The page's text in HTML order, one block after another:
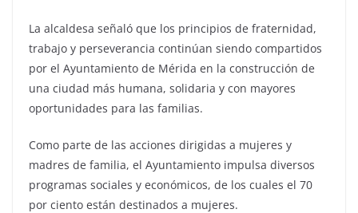
La alcaldesa señaló que los principios de fraternidad,
trabajo y perseverancia continúan siendo compartidos
por el Ayuntamiento de Mérida en la construcción de
una ciudad más humana, solidaria y con mayores
oportunidades para las familias.
Como parte de las acciones dirigidas a mujeres y
madres de familia, el Ayuntamiento impulsa diversos
programas sociales y económicos, de los cuales el 70
por ciento están destinados a mujeres.